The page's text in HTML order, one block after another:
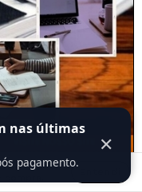
de
nas últimas
pagamento.
✕